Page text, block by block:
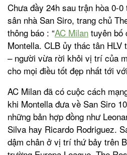
Chưa đầy 24h sau trận hòa 0-
sân nhà San Siro, trang chủ
thông báo : “AC Milan tuyên bố
Montella. CLB ủy thác tân
– người vừa rời khỏi vị trí của
cho mọi điều tốt đẹp nhất tới
AC Milan đã có cuộc cách
khi Montella đưa về San Siro
những bản hợp đồng như
Silva hay Ricardo Rodriguez.
dậm chân ở vị trí thứ bảy trên